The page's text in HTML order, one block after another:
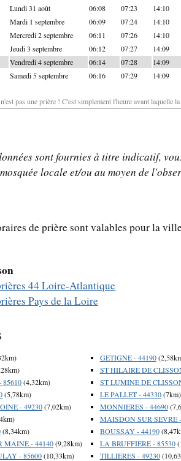
Lundi 31 août 06:08 07:23 14:10
Mardi 1 septembre 06:09 07:24 14:10
Mercredi 2 septembre 06:11 07:26 14:10
Jeudi 3 septembre 06:12 07:27 14:09
Vendredi 4 septembre 06:14 07:28 14:09
Samedi 5 septembre 06:16 07:29 14:09
pas une prière ! C'est simplement l'heure avant laquelle
sont fournies à titre indicatif,
locale et/ou au moyen de
de prière sont valables pour la
44 Loire-Atlantique
Pays de la Loire
(4,32km)
(5,78km)
- 49230(7,02km)
(8,34km)
MAINE - 44140(9,28km)
- 85600(10,33km)
GETIGNE - 44190
ST HILAIRE DE
ST LUMINE DE
LE PALLET - 44330(7km)
MONNIERES - 44690
MAISDON SUR SEVRE
BOUSSAY - 44190
LA BRUFFIERE - 85530
TILLIERES - 49230